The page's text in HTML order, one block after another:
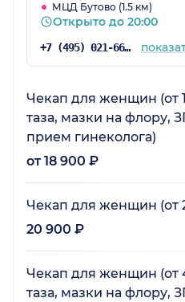
МЦД Бутово (1.5 км)
Открыто до 20:00
+7 (495) 021-66-83
Чекап для женщин (от
таза, мазки на флору,
прием гинеколога)
от 18 900 ₽
Чекап для женщин (от
20 900 ₽
Чекап для женщин (от
таза, мазки на флору,